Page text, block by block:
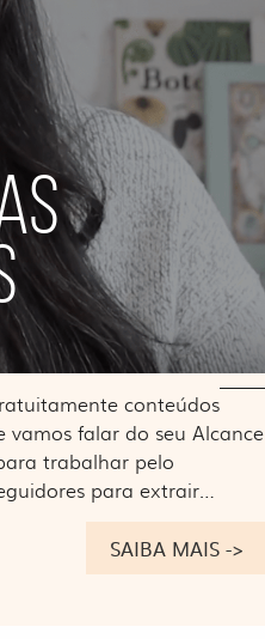
conteúdos
vamos falar do seu Alcance
trabalhar pelo
para extrair…
SAIBA MAIS ->